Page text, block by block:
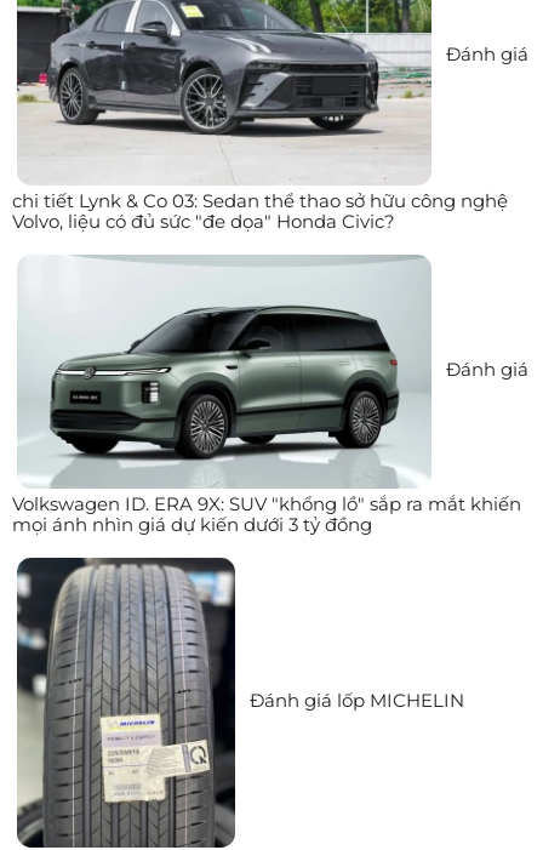
Đánh giá
chi tiết Lynk & Co 03: Sedan thể thao sở hữu công nghệ
Volvo, liệu có đủ sức "đe dọa" Honda Civic?
Đánh giá
Volkswagen ID. ERA 9X: SUV "khổng lồ" sắp ra mắt khiến
mọi ánh nhìn giá dự kiến dưới 3 tỷ đồng
Đánh giá lốp MICHELIN